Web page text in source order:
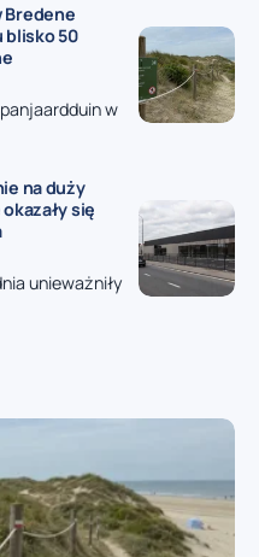
Bredene
blisko 50
w
na duży
się
unieważniły